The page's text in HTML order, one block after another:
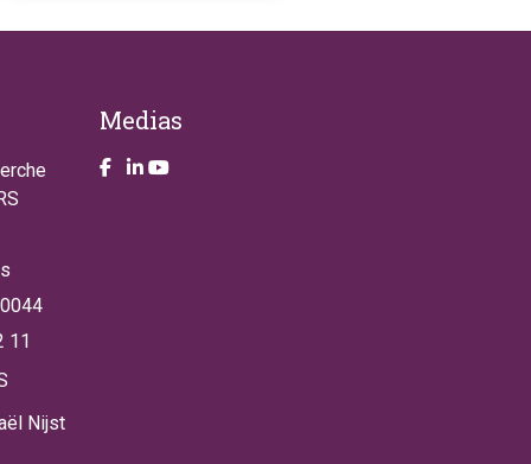
11
Nijst
Medias
Take a look on our facebook page
Take a look on our LinkendIn page